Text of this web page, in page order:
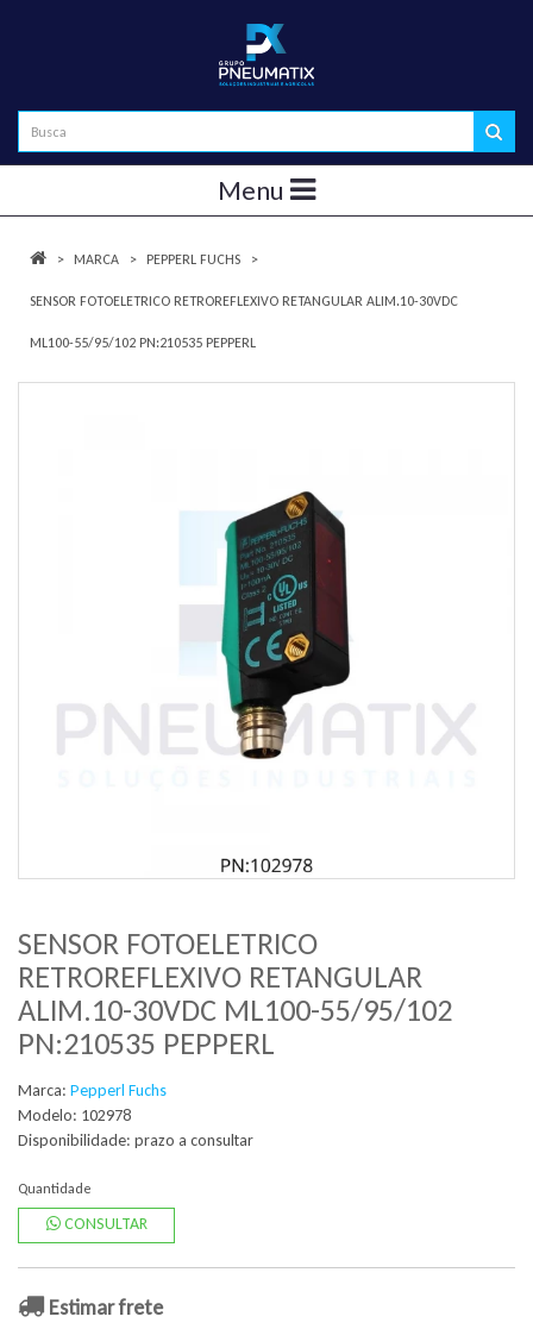
Menu
MARCA PEPPERL FUCHS
SENSOR FOTOELETRICO RETROREFLEXIVO RETANGULAR ALIM.10-30VDC
ML100-55/95/102 PN:210535 PEPPERL
SENSOR FOTOELETRICO
RETROREFLEXIVO RETANGULAR
ALIM.10-30VDC ML100-55/95/102
PN:210535 PEPPERL
Marca: Pepperl Fuchs
Modelo: 102978
Disponibilidade: prazo a consultar
Quantidade
CONSULTAR
Estimar frete